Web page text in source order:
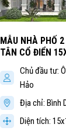
MẪU NHÀ PHỐ
TÂN CỔ ĐIỂN
Chủ đầu tư:
Hảo
Địa chỉ: Bình
Diện tích: